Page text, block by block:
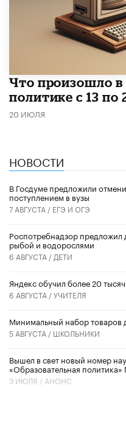
Что произошло в
политике с 13 по
20 ИЮЛЯ
НОВОСТИ
В Госдуме предложили
поступлением в вузы
7 АВГУСТА / ЕГЭ И ОГЭ
Роспотребнадзор
рыбой и водорослями
6 АВГУСТА / ДЕТИ
​Яндекс обучил более 20
6 АВГУСТА /УЧИТЕЛЯ
Минимальный набор товаров
5 АВГУСТА / ШКОЛЬНИКИ
Вышел в свет новый номер
«Образовательная
3 ИЮЛЯ / АНОНС